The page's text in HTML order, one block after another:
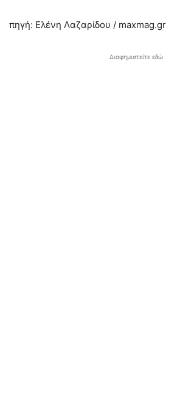
πηγή: Ελένη Λαζαρίδου / maxmag.gr
Διαφημιστείτε εδώ